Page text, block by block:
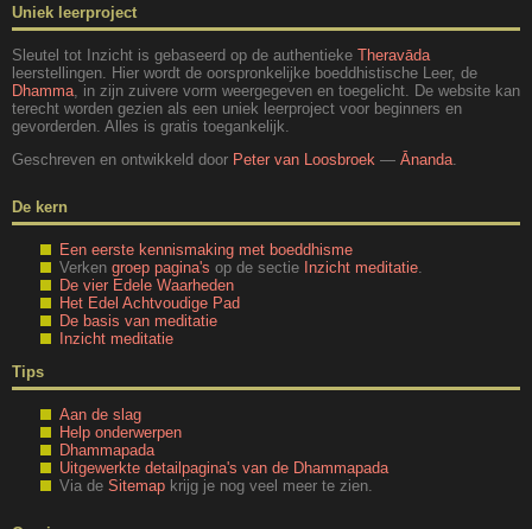
Uniek leerproject
Sleutel tot Inzicht is gebaseerd op de authentieke Theravāda
leerstellingen. Hier wordt de oorspronkelijke boeddhistische Leer, de
Dhamma , in zijn zuivere vorm weergegeven en toegelicht. De website kan
terecht worden gezien als een uniek leerproject voor beginners en
gevorderden. Alles is gratis toegankelijk.
Geschreven en ontwikkeld door Peter van Loosbroek — Ānanda
De kern
Een eerste kennismaking met boeddhisme
Verken groep pagina's op de sectie Inzicht meditatie.
De vier Edele Waarheden
Het Edel Achtvoudige Pad
De basis van meditatie
Inzicht meditatie
Tips
Aan de slag
Help onderwerpen
Dhammapada
Uitgewerkte detailpagina's van de Dhammapada
Via de Sitemap krijg je nog veel meer te zien.